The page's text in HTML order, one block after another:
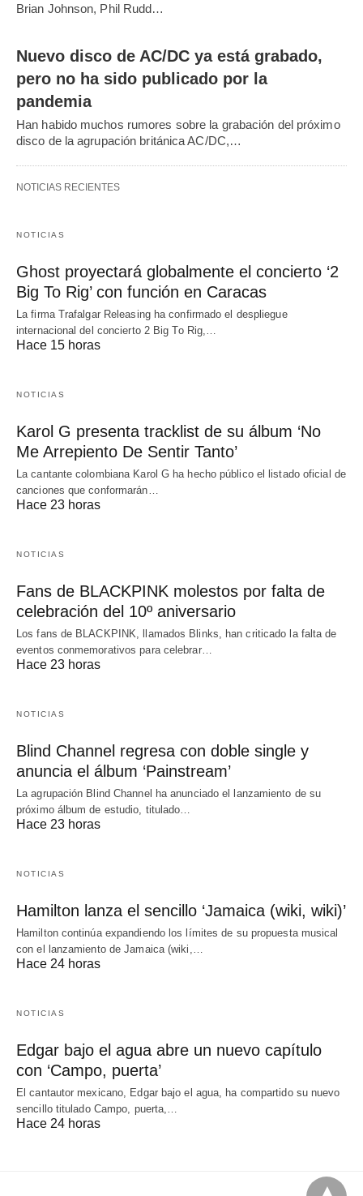
Brian Johnson, Phil Rudd…
Nuevo disco de AC/DC ya está grabado,
pero no ha sido publicado por la
pandemia
Han habido muchos rumores sobre la grabación del próximo
disco de la agrupación británica AC/DC,…
NOTICIAS RECIENTES
NOTICIAS
Ghost proyectará globalmente el concierto ‘2
Big To Rig’ con función en Caracas
La firma Trafalgar Releasing ha confirmado el despliegue
internacional del concierto 2 Big To Rig,…
Hace 15 horas
NOTICIAS
Karol G presenta tracklist de su álbum ‘No
Me Arrepiento De Sentir Tanto’
La cantante colombiana Karol G ha hecho público el listado oficial de
canciones que conformarán…
Hace 23 horas
NOTICIAS
Fans de BLACKPINK molestos por falta de
celebración del 10º aniversario
Los fans de BLACKPINK, llamados Blinks, han criticado la falta de
eventos conmemorativos para celebrar…
Hace 23 horas
NOTICIAS
Blind Channel regresa con doble single y
anuncia el álbum ‘Painstream’
La agrupación Blind Channel ha anunciado el lanzamiento de su
próximo álbum de estudio, titulado…
Hace 23 horas
NOTICIAS
Hamilton lanza el sencillo ‘Jamaica (wiki, wiki)’
Hamilton continúa expandiendo los límites de su propuesta musical
con el lanzamiento de Jamaica (wiki,…
Hace 24 horas
NOTICIAS
Edgar bajo el agua abre un nuevo capítulo
con ‘Campo, puerta’
El cantautor mexicano, Edgar bajo el agua, ha compartido su nuevo
sencillo titulado Campo, puerta,…
Hace 24 horas